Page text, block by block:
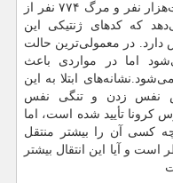
۲۰۰۲ در چین باعث ابتلای بیش از هشت‌هزار نفر و مرگ ۷۷۴ نفر از
که کدهای ژنتیکی این
در معمولی‌ترین حالت
اما در مواردی باعث
ابتلا به این
نفس زدن و تنگی نفس
کرونا تأیید شده است، اما
چه کسی آن را بیشتر منتقل
و آیا این انتقال بیشتر